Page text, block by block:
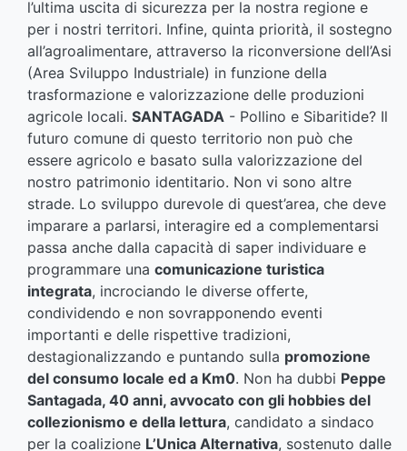
l’ultima uscita di sicurezza per la nostra regione e
per i nostri territori. Infine, quinta priorità, il sostegno
all’agroalimentare, attraverso la riconversione dell’Asi
(Area Sviluppo Industriale) in funzione della
trasformazione e valorizzazione delle produzioni
agricole locali. SANTAGADA - Pollino e Sibaritide? Il
futuro comune di questo territorio non può che
essere agricolo e basato sulla valorizzazione del
nostro patrimonio identitario. Non vi sono altre
strade. Lo sviluppo durevole di quest’area, che deve
imparare a parlarsi, interagire ed a complementarsi
passa anche dalla capacità di saper individuare e
programmare una comunicazione turistica
integrata, incrociando le diverse offerte,
condividendo e non sovrapponendo eventi
importanti e delle rispettive tradizioni,
destagionalizzando e puntando sulla promozione
del consumo locale ed a Km0. Non ha dubbi Peppe
Santagada, 40 anni, avvocato con gli hobbies del
collezionismo e della lettura, candidato a sindaco
per la coalizione L’Unica Alternativa, sostenuto dalle